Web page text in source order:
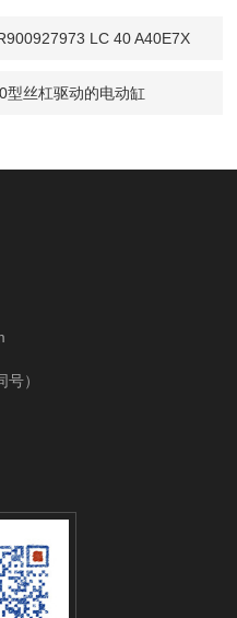
LC 40 A40E7X
型丝杠驱动的电动缸
）